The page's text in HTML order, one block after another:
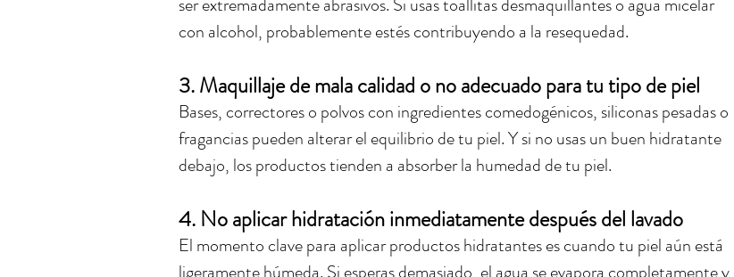
con alcohol, probablemente estés contribuyendo a la resequedad.
3. Maquillaje de mala calidad o no adecuado para tu tipo de piel
Bases, correctores o polvos con ingredientes comedogénicos, siliconas pesadas o
fragancias pueden alterar el equilibrio de tu piel. Y si no usas un buen hidratante
debajo, los productos tienden a absorber la humedad de tu piel.
4. No aplicar hidratación inmediatamente después del lavado
El momento clave para aplicar productos hidratantes es cuando tu piel aún está
ligeramente húmeda. Si esperas demasiado, el agua se evapora completamente y